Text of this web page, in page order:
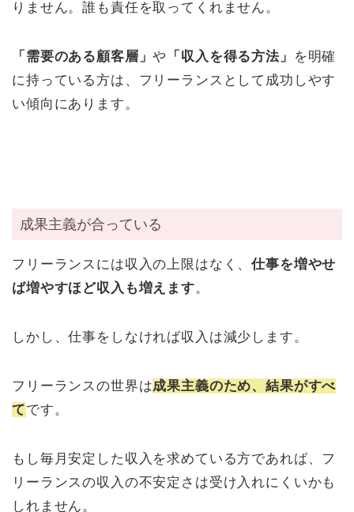
りません。誰も責任を取ってくれません。
「需要のある顧客層」や 「収入を得る方法」
を明確
に持っている方は、フリーランスとして成功しやす
い傾向にあります。
成果主義が合っている
フリーランスには収入の上限はなく、仕事を増やせ
ば増やすほど収入も増えます。
しかし、仕事をしなければ収入は減少します。
フリーランスの世界は成果主義のため、結果がすべ
てです。
もし毎月安定した収入を求めている方であれば、フ
リーランスの収入の不安定さは受け入れにくいかも
しれません。